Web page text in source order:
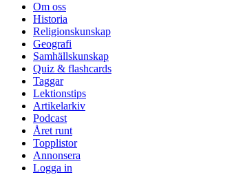
Om oss
Historia
Religionskunskap
Geografi
Samhällskunskap
Quiz & flashcards
Taggar
Lektionstips
Artikelarkiv
Podcast
Året runt
Topplistor
Annonsera
Logga in